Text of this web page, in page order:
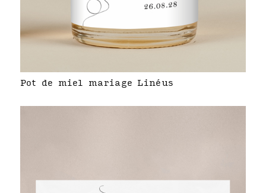
Pot de miel mariage Linéus